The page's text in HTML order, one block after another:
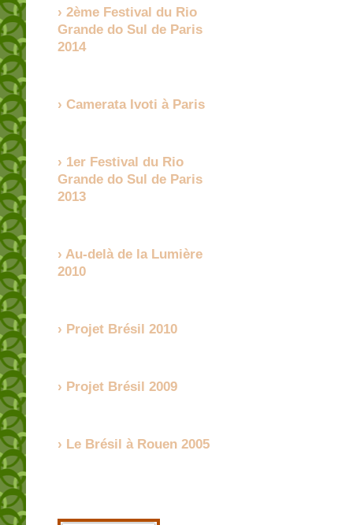
2ème Festival du Rio
Grande do Sul de Paris
2014
Camerata Ivoti à Paris
1er Festival du Rio
Grande do Sul de Paris
2013
Au-delà de la Lumière
2010
Projet Brésil 2010
Projet Brésil 2009
Le Brésil à Rouen 2005